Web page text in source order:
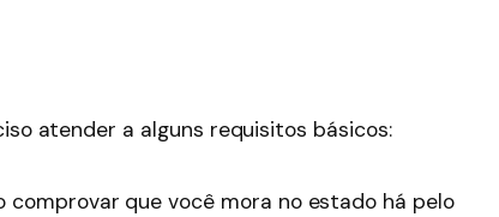
atender a alguns requisitos básicos:
comprovar que você mora no estado há pelo